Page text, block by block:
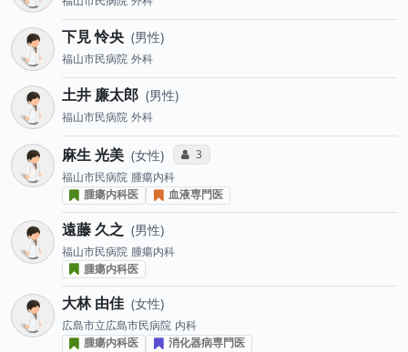
下見 怜央 男性
福山市民病院 外科
土井 廉太郎 男性
福山市民病院 外科
麻生 光美 女性 コミュニケーション・タイプ投票数
3
福山市民病院 腫瘍内科
腫瘍内科医
血液専門医
遠藤 久之 男性
福山市民病院 腫瘍内科
腫瘍内科医
大林 由佳 女性
広島市立広島市民病院 内科
腫瘍内科医
消化器病専門医